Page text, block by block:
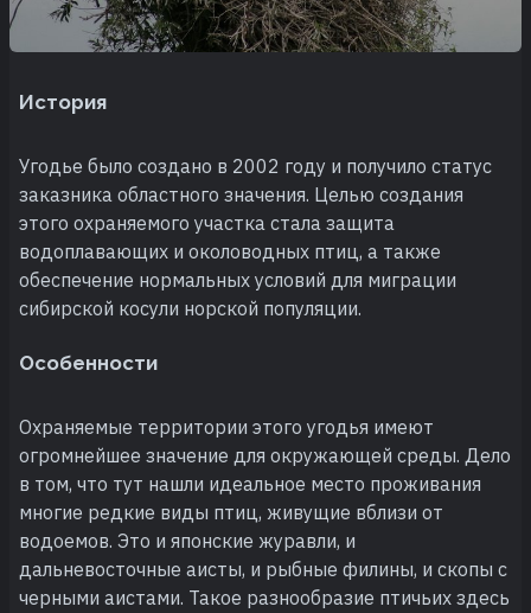
История
Угодье было создано в 2002 году и получило статус
заказника областного значения. Целью создания
этого охраняемого участка стала защита
водоплавающих и околоводных птиц, а также
обеспечение нормальных условий для миграции
сибирской косули норской популяции.
Особенности
Охраняемые территории этого угодья имеют
огромнейшее значение для окружающей среды. Дело
в том, что тут нашли идеальное место проживания
многие редкие виды птиц, живущие вблизи от
водоемов. Это и японские журавли, и
дальневосточные аисты, и рыбные филины, и скопы с
черными аистами. Такое разнообразие птичьих здесь